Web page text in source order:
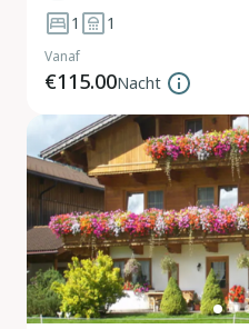
1
1
Vanaf
€115.00Nacht